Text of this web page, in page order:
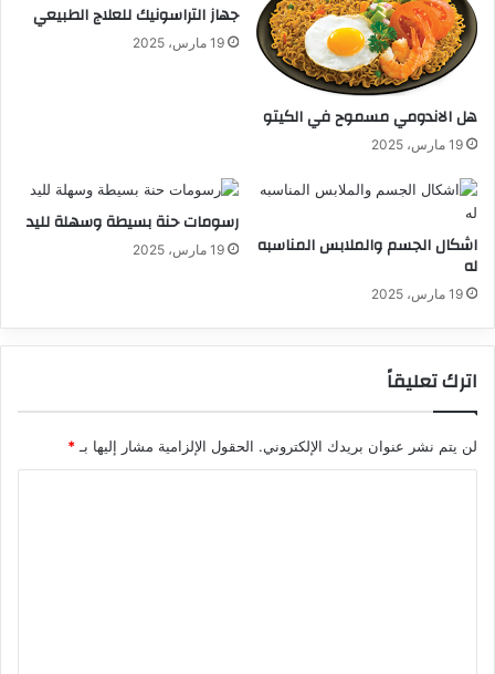
هل الاندومي مسموح في الكيتو
19 مارس، 2025
جهاز التراسونيك للعلاج الطبيعي
19 مارس، 2025
اشكال الجسم والملابس المناسبه
له
19 مارس، 2025
رسومات حنة بسيطة وسهلة لليد
19 مارس، 2025
اترك تعليقاً
لن يتم نشر عنوان بريدك الإلكتروني. الحقول الإلزامية مشار إليها بـ *